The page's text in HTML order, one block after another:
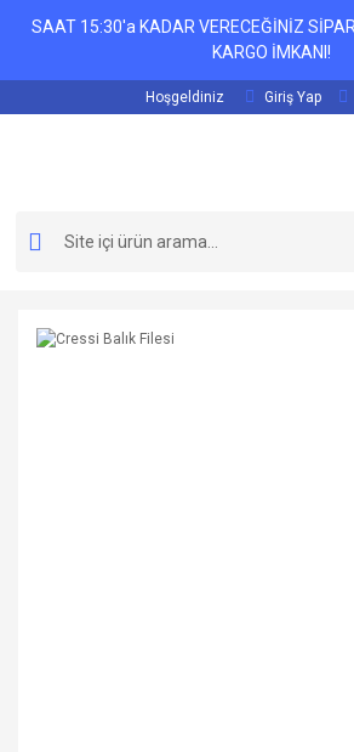
SAAT 15:30'a KADAR VERECEĞİNİZ
KARGO İMKANI!
Hoşgeldiniz Giriş Yap